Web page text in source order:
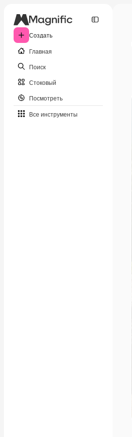
Создать
Главная
Поиск
Стоковый
Посмотреть
Все инструменты